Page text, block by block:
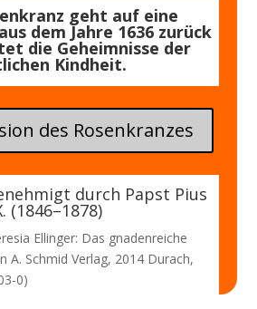
geht auf eine
dem Jahre 1636 zurück
die Geheimnisse der
Kindheit.
des Rosenkranzes
durch Papst Pius
(1846–1878)
Ellinger: Das gnadenreiche
A. Schmid Verlag, 2014 Durach,
0)